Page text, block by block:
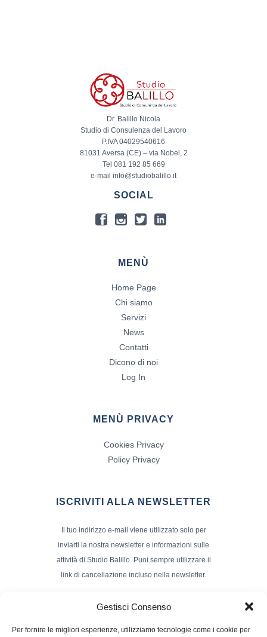
Gestisci Consenso
Per fornire le migliori esperienze, utilizziamo tecnologie come i cookie per
Dr. Balillo Nicola
Studio di Consulenza del Lavoro
P.IVA 04029540616
81031 Aversa (CE) – via Nobel, 2
Tel 081 192 85 669
e-mail info@studiobalillo.it
SOCIAL
MENÙ
Home Page
Chi siamo
Servizi
News
Contatti
Dicono di noi
Log In
MENÙ PRIVACY
Cookies Privacy
Policy Privacy
ISCRIVITI ALLA NEWSLETTER
Il tuo indirizzo e-mail viene utilizzato solo per
inviarti la nostra newsletter e informazioni sulle
attività di Studio Balillo. Puoi sempre utilizzare il
link di cancellazione incluso nella newsletter.